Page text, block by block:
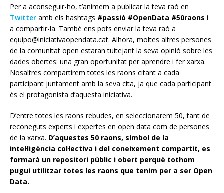
Per a aconseguir-ho, t’animem a publicar la teva raó en
Twitter amb els hashtags #passió #OpenData #50raons i
a compartir-la. També ens pots enviar la teva raó a
equipo@iniciativaopendata.cat. Alhora, moltes altres persones
de la comunitat open estaran tuitejant la seva opinió sobre les
dades obertes: una gran oportunitat per aprendre i fer xarxa.
Nosaltres compartirem totes les raons citant a cada
participant juntament amb la seva cita, ja que cada participant
és el protagonista d’aquesta iniciativa.
D’entre totes les raons rebudes, en seleccionarem 50, tant de
reconeguts experts i expertes en open data com de persones
de la xarxa. D’aquestes 50 raons, símbol de la
intel·ligència col·lectiva i del coneixement compartit, es
formarà un repositori públic i obert perquè tothom
pugui utilitzar totes les raons que tenim per a ser Open
Data.